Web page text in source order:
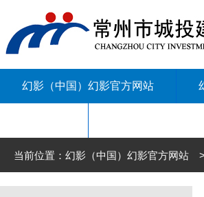
幻影（中国）幻影官方网站
当前位置：幻影（中国）幻影官方网